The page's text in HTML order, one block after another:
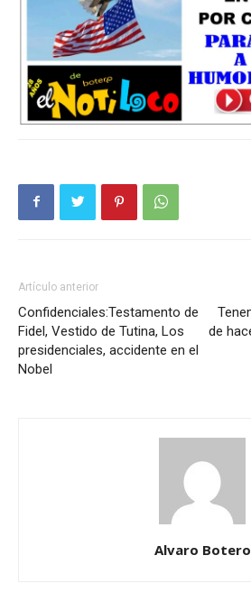
Artículo anterior
Confidenciales:Testamento de
Fidel, Vestido de Tutina, Los
presidenciales, accidente en el
Nobel
de
Alvaro Botero